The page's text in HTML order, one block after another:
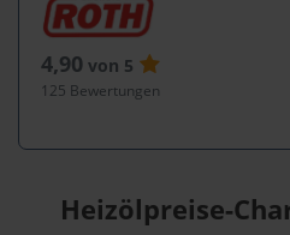
4,90 von 5
125 Bewertungen
Heizölpreise-